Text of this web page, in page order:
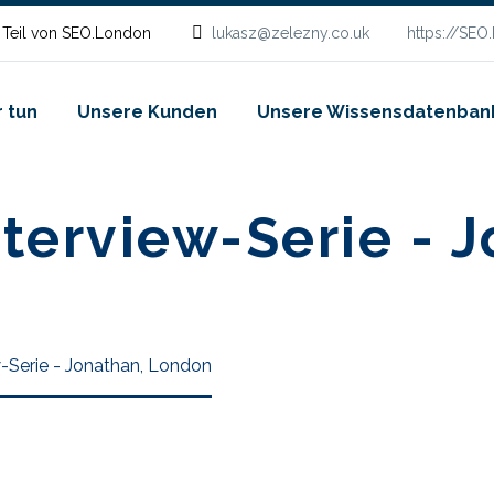
von SEO.London lukasz@zelezny.co.uk https://
tun Unsere Kunden Unsere
Serie -
Serie - Jonathan, London